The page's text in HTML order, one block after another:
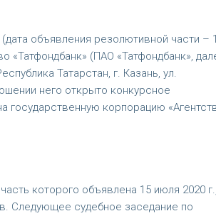
объявления резолютивной части –
«Татфондбанк» (ПАО «Татфондбанк»,
Татарстан, г. Казань, ул.
него открыто конкурсное
корпорацию
которого объявлена 15 июля 2020
Следующее судебное заседание по